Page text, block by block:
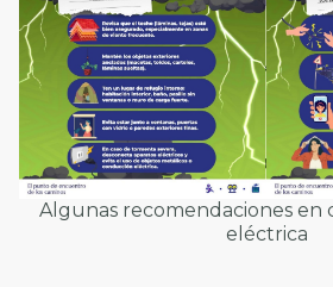
Algunas recomendaciones en
eléctrica